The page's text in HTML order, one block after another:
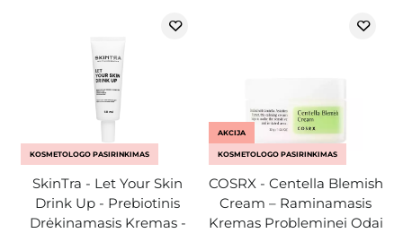
KOSMETOLOGO PASIRINKIMAS
SkinTra - Let Your Skin
Drink Up - Prebiotinis
Drėkinamasis Kremas -
AKCIJA
KOSMETOLOGO PASIRINKIMAS
COSRX - Centella Blemish
Cream – Raminamasis
Kremas Probleminei Odai